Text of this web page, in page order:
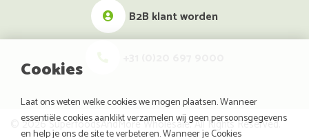
Cookies
Laat ons weten welke cookies we mogen plaatsen. Wanneer
essentiële cookies aanklikt verzamelen wij geen persoonsgegevens
en help je ons de site te verbeteren. Wanneer je Cookies
B2B klant worden
© 2026 SuperfoodsAndMore Wholesale. All Rights Reserved.